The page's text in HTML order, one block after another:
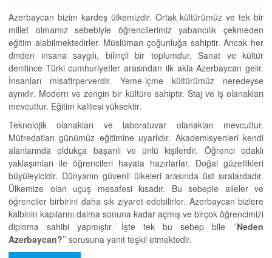
Azerbaycan bizim kardeş ülkemizdir. Ortak kültürümüz ve tek bir
millet olmamız sebebiyle öğrencilerimiz yabancılık çekmeden
eğitim alabilmektedirler. Müslüman çoğunluğa sahiptir. Ancak her
dinden insana saygılı, bilinçli bir toplumdur. Sanat ve kültür
denilince Türki cumhuriyetler arasından ilk akla Azerbaycan gelir.
İnsanları misafirperverdir. Yeme-içme kültürümüz neredeyse
aynıdır. Modern ve zengin bir kültüre sahiptir. Staj ve iş olanakları
mevcuttur. Eğitim kalitesi yüksektir.
Teknolojik olanakları ve laboratuvar olanakları mevcuttur.
Müfredatları günümüz eğitimine uyarlıdır. Akademisyenleri kendi
alanlarında oldukça başarılı ve ünlü kişilerdir. Öğrenci odaklı
yaklaşımları ile öğrencileri hayata hazırlarlar. Doğal güzellikleri
büyüleyicidir. Dünyanın güvenli ülkeleri arasında üst sıralardadır.
Ülkemize olan uçuş mesafesi kısadır. Bu sebeple aileler ve
öğrenciler birbirini daha sık ziyaret edebilirler. Azerbaycan bizlere
kalbinin kapılarını daima sonuna kadar açmış ve birçok öğrencimizi
diploma sahibi yapmıştır. İşte tek bu sebep bile ‘’Neden
Azerbaycan?’’ sorusuna yanıt teşkil etmektedir.